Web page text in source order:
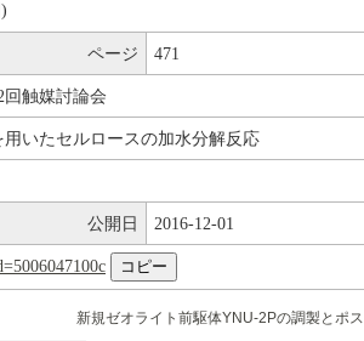
ページ 471
回触媒討論会
いたセルロースの加水分解反応
公開日 2016-12-01